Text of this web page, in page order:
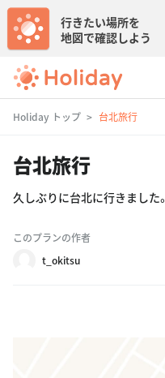
行きたい場所を
地図で確認しよう
Holiday トップ 台北旅行
台北旅行
久しぶりに台北に行きました。
このプランの作者
t_okitsu